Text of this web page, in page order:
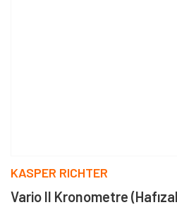
KASPER RICHTER
Vario II Kronometre